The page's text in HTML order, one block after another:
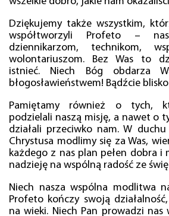
Dziękujemy także wszystkim,
współtworzyli Profeto –
dziennikarzom, technikom,
wolontariuszom. Bez Was to
istnieć. Niech Bóg obdarza
błogosławieństwem! Bądźcie
Pamiętamy również o tych,
podzielali naszą misję, a nawet o
działali przeciwko nam. W
Chrystusa modlimy się za Was,
każdego z nas plan pełen dobra i
nadzieję na wspólną radość ze
Niech nasza wspólna modlitwa
Profeto kończy swoją
na wieki. Niech Pan prowadzi nas